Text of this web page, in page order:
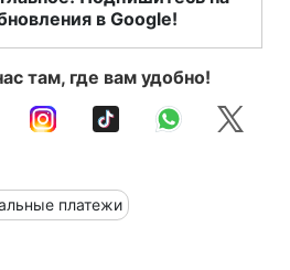
в Google!
там, где вам удобно!
платежи